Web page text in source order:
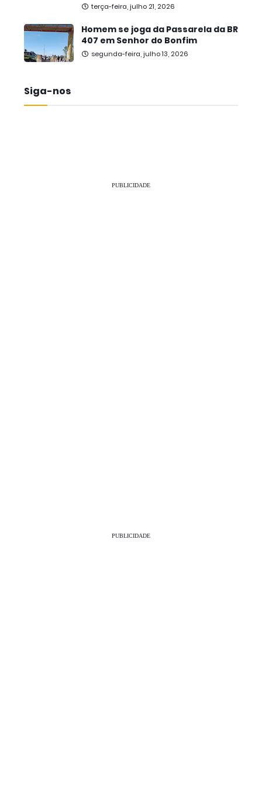
terça-feira, julho 21, 2026
Homem se joga da Passarela da BR
407 em Senhor do Bonfim
segunda-feira, julho 13, 2026
Siga-nos
PUBLICIDADE
PUBLICIDADE